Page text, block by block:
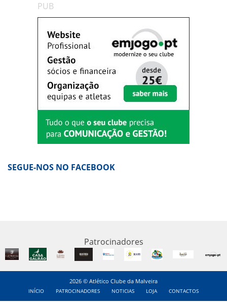
PUB
SEGUE-NOS NO FACEBOOK
Patrocinadores
2026 © Atlético Clube da Malveira
INÍCIO PATROCINADORES NOTICIAS LOJA CONTACTOS